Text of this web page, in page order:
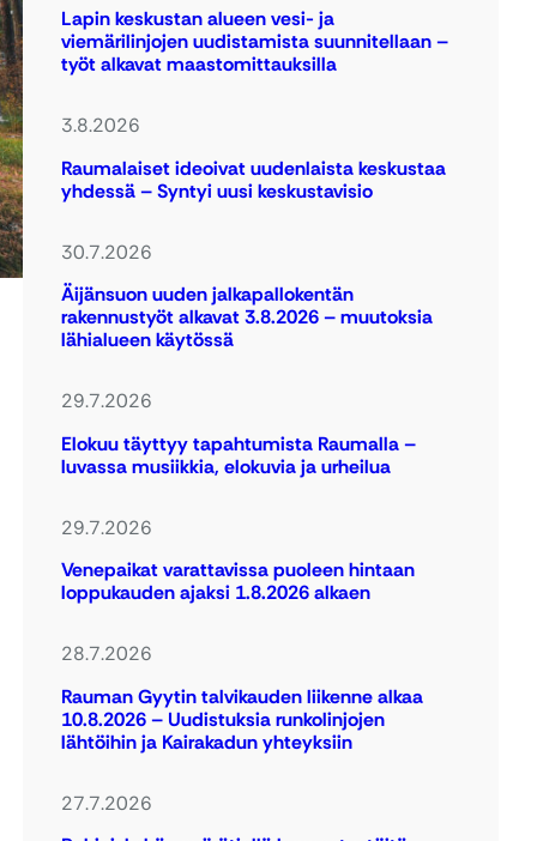
Lapin keskustan alueen vesi- ja
viemärilinjojen uudistamista suunnitellaan –
työt alkavat maastomittauksilla
3.8.2026
Raumalaiset ideoivat uudenlaista keskustaa
yhdessä – Syntyi uusi keskustavisio
30.7.2026
Äijänsuon uuden jalkapallokentän
rakennustyöt alkavat 3.8.2026 – muutoksia
lähialueen käytössä
29.7.2026
Elokuu täyttyy tapahtumista Raumalla –
luvassa musiikkia, elokuvia ja urheilua
29.7.2026
Venepaikat varattavissa puoleen hintaan
loppukauden ajaksi 1.8.2026 alkaen
28.7.2026
Rauman Gyytin talvikauden liikenne alkaa
10.8.2026 – Uudistuksia runkolinjojen
lähtöihin ja Kairakadun yhteyksiin
27.7.2026